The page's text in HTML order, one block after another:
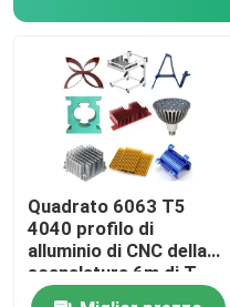
Quadrato 6063 T5
4040 profilo di
alluminio di CNC della
scanalatura 6m di T